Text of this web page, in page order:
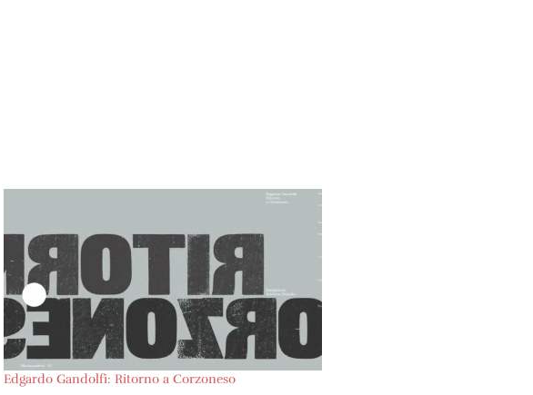
Edgardo Gandolfi: Ritorno a Corzoneso